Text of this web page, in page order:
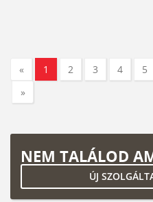
« 1 2 3 4 5
»
NEM TALÁLOD
ÚJ